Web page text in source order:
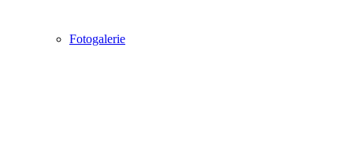
Fotogalerie